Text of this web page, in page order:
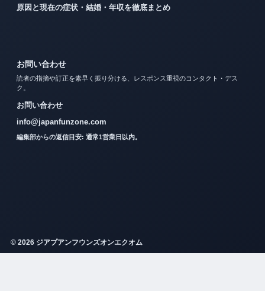
原因と現在の症状・結婚・年収を徹底まとめ
お問い合わせ
読者の指摘や訂正を素早く振り分ける、レスポンス重視のコンタクト・デス
ク。
お問い合わせ
info@japanfunzone.com
編集部からの返信目安: 通常1営業日以内。
© 2026 ジアプアンフウンズオンエクオム